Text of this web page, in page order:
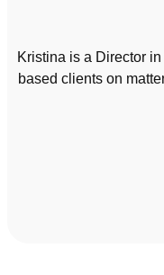
Kristina is a Director
based clients on